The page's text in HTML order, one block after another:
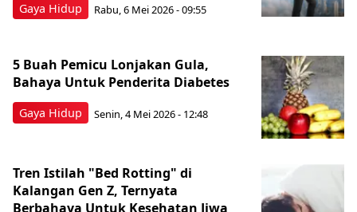
Gaya Hidup Rabu, 6 Mei 2026 - 09:55
Gaya Hidup
5 Buah Pemicu Lonjakan Gula,
Bahaya Untuk Penderita Diabetes
Senin, 4 Mei 2026 - 12:48
Tren Istilah "Bed Rotting" di
Kalangan Gen Z, Ternyata
Berbahaya Untuk Kesehatan Jiwa